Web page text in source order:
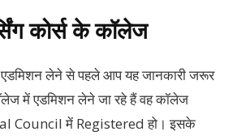
कोर्स के कॉलेज
लेने से पहले आप यह जानकारी जरूर
में एडमिशन लेने जा रहे हैं वह कॉलेज
Council में Registered हो। इसके